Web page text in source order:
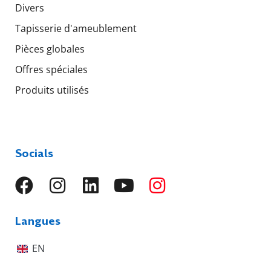
Divers
Tapisserie d'ameublement
Pièces globales
Offres spéciales
Produits utilisés
Socials
Langues
EN